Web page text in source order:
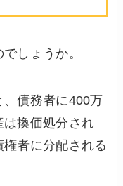
しょうか。
債務者に400万
は換価処分され
者に分配される